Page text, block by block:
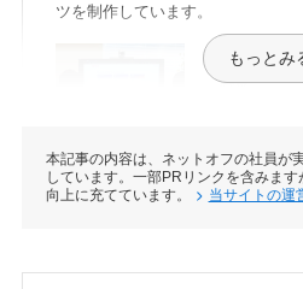
ツを制作しています。
料金
無料期間
アカウント
もっとみ
本記事の内容は、ネットオフの社員が
しています。一部PRリンクを含みま
向上に充てています。
当サイトの運